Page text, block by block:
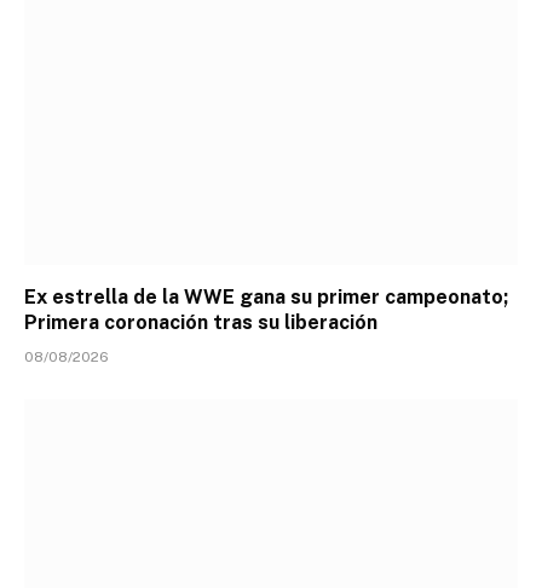
Ex estrella de la WWE gana su primer campeonato;
Primera coronación tras su liberación
08/08/2026